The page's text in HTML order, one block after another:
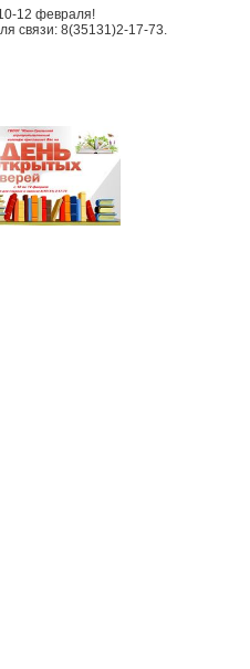
12 февраля!
связи: 8(35131)2-17-73.